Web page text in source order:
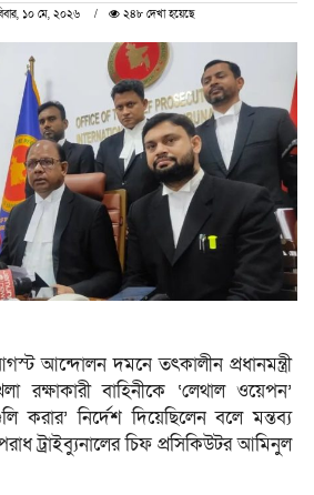
১০ মে, ২০২৬ ২৪৮ দেখা হয়েছে
আন্দোলন দমনে তৎকালীন প্রধানমন্ত্রী
রক্ষাকারী বাহিনীকে ‘লেথাল ওয়েপন’
করার’ নির্দেশ দিয়েছিলেন বলে মন্তব্য
ট্রাইব্যুনালের চিফ প্রসিকিউটর আমিনুল